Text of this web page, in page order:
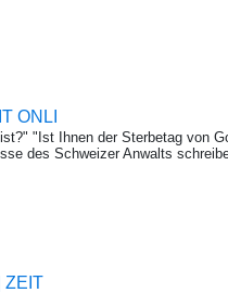
ONLI
"Ist Ihnen der Sterbetag von
des Schweizer Anwalts
ZEIT